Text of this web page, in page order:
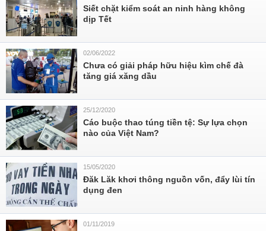
Siết chặt kiểm soát an ninh hàng không
dịp Tết
02/06/2022
Chưa có giải pháp hữu hiệu kìm chế đà
tăng giá xăng dầu
25/12/2020
Cáo buộc thao túng tiền tệ: Sự lựa chọn
nào của Việt Nam?
15/05/2020
Đăk Lăk khơi thông nguồn vốn, đẩy lùi tín
dụng đen
01/11/2019